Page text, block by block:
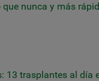
nunca y más
13 trasplantes al día